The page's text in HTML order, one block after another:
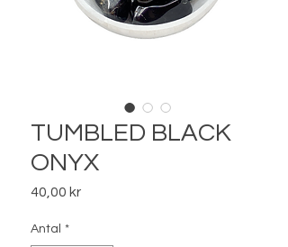
TUMBLED BLACK
ONYX
40,00 krPris
Antal *